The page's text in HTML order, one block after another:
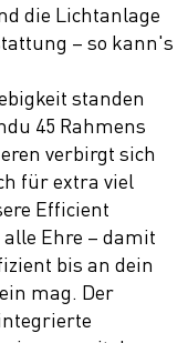
die Lichtanlage
– so kann's
standen
45 Rahmens
verbirgt sich
für extra viel
Efficient
Ehre – damit
bis an dein
mag. Der